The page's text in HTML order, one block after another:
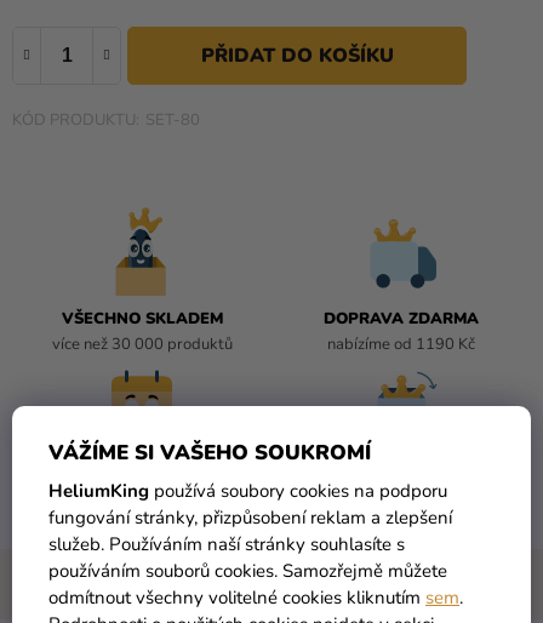
VÁŽÍME SI VAŠEHO SOUKROMÍ
HeliumKing používá soubory cookies na podporu
fungování stránky, přizpůsobení reklam a zlepšení
služeb. Používáním naší stránky souhlasíte s
používáním souborů cookies. Samozřejmě můžete
odmítnout všechny volitelné cookies kliknutím sem.
Tipy
SET-80
VŠECHNO SKLADEM
více než 30 000 produktů
DOPRAVA ZDARMA
nabízíme od 1190 Kč
po odeslání
zdarma